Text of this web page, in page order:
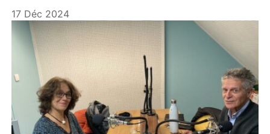
17 Déc 2024